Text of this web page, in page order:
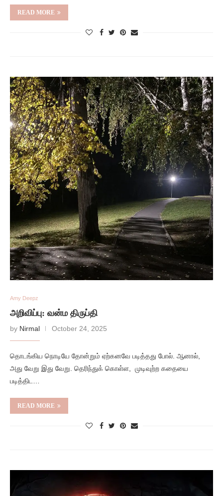
READ MORE
Amy Deepz
அறிவிப்பு: வன்ம திருப்தி
by Nirmal October 24, 2025
தொடங்கிய நொடியே தோன்றும் ஏற்கனவே படித்தது போல். ஆனால்,
அது வேறு இது வேறு. தெரிந்துக் கொள்ள, முடிவுற்ற கதையை
படித்திட…
READ MORE